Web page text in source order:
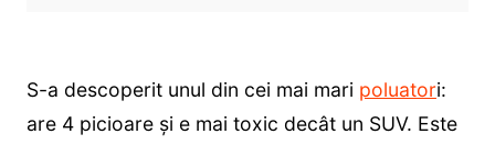
S-a descoperit unul din cei mai mari poluatori:
are 4 picioare și e mai toxic decât un SUV. Este